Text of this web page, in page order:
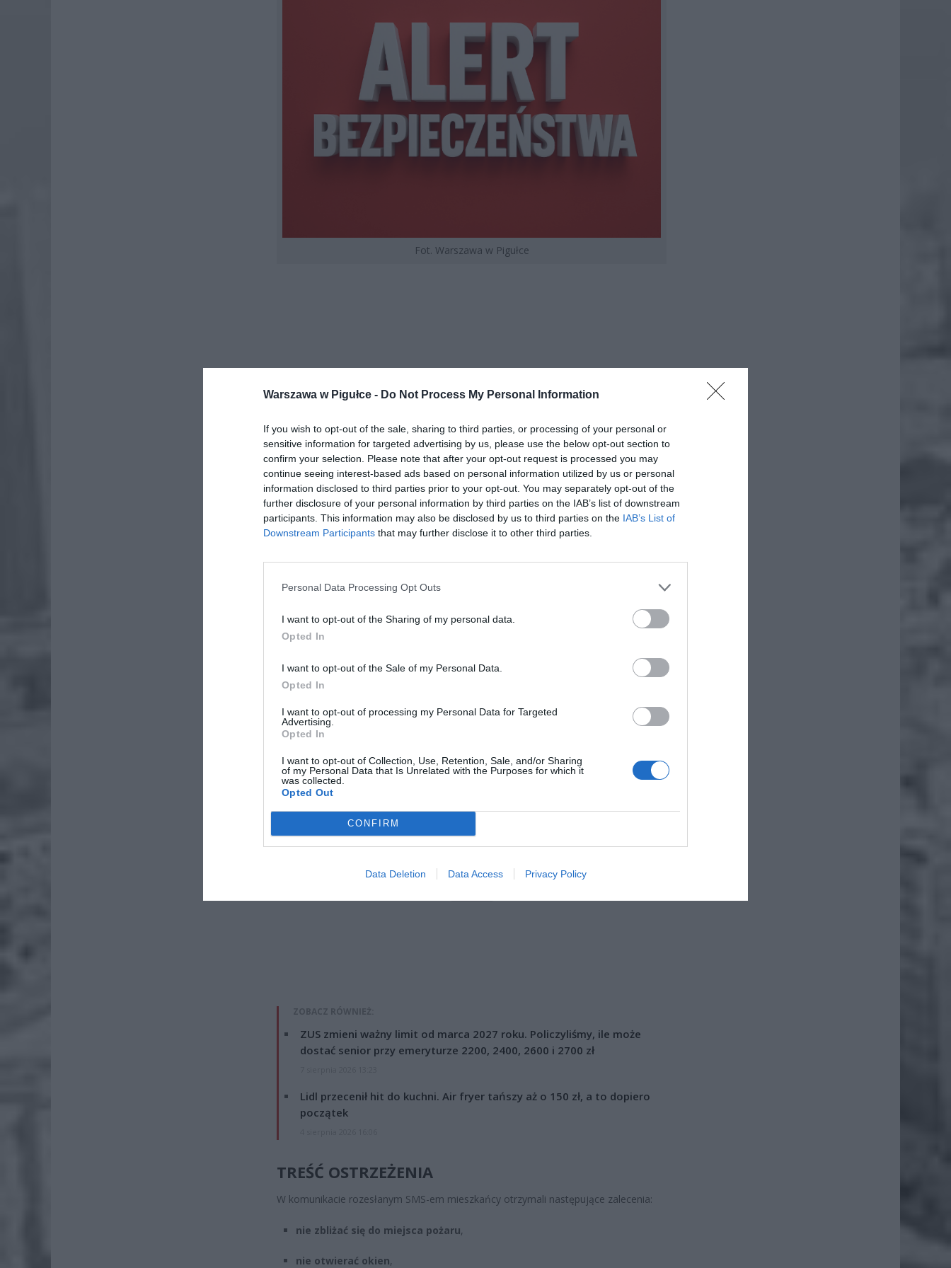
Warszawa w Pigułce - Do Not Process My Personal Information
If you wish to opt-out of the sale, sharing to third parties, or processing of your personal or
sensitive information for targeted advertising by us, please use the below opt-out section to
confirm your selection. Please note that after your opt-out request is processed you may
continue seeing interest-based ads based on personal information utilized by us or personal
information disclosed to third parties prior to your opt-out. You may separately opt-out of the
further disclosure of your personal information by third parties on the IAB’s list of downstream
participants. This information may also be disclosed by us to third parties on the IAB’s List of
Downstream Participants that may further disclose it to other third parties.
Personal Data Processing Opt Outs
I want to opt-out of the Sharing of my personal data.
Opted In
I want to opt-out of the Sale of my Personal Data.
Opted In
I want to opt-out of processing my Personal Data for Targeted
Advertising.
Opted In
I want to opt-out of Collection, Use, Retention, Sale, and/or Sharing
of my Personal Data that Is Unrelated with the Purposes for which it
was collected.
Opted Out
CONFIRM
Data Deletion Data Access Privacy Policy
Fot. Warszawa w Pigułce
ad
ZOBACZ RÓWNIEŻ:
ZUS zmieni ważny limit od marca 2027 roku. Policzyliśmy, ile może
dostać senior przy emeryturze 2200, 2400, 2600 i 2700 zł
Lidl przecenił hit do kuchni. Air fryer tańszy aż o 150 zł, a to dopiero
początek
TREŚĆ OSTRZEŻENIA
W komunikacie rozesłanym SMS-em mieszkańcy otrzymali następujące zalecenia:
nie zbliżać się do miejsca pożaru,
nie otwierać okien,